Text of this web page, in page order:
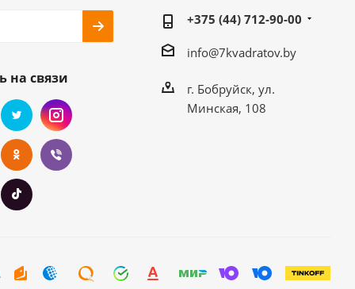
на связи
+375 (44) 712-90-00
info@7kvadratov.by
г. Бобруйск, ул.
Минская, 108